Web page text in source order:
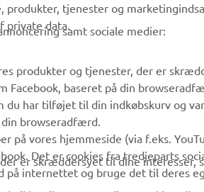
Yamaha-forhandler
Håndtering af
tjenester og
private data.samt sociale medier:
produkter og tjenester, der er
Facebook, baseret på din
har tilføjet til din indkøbskurv og
browseradfærd.
på vores hjemmeside (via f.eks.
Det er cookies fra tredjeparts
internettet og bruge det til deres
er skræddersyet til dine interesser,